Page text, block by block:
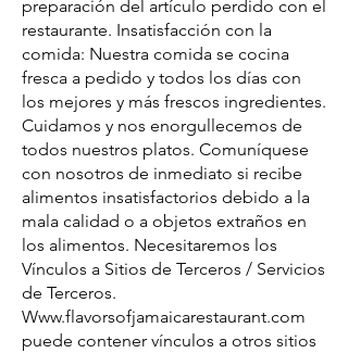
preparación del artículo perdido con el
restaurante. Insatisfacción con la
comida: Nuestra comida se cocina
fresca a pedido y todos los días con
los mejores y más frescos ingredientes.
Cuidamos y nos enorgullecemos de
todos nuestros platos. Comuníquese
con nosotros de inmediato si recibe
alimentos insatisfactorios debido a la
mala calidad o a objetos extraños en
los alimentos. Necesitaremos los
Vínculos a Sitios de Terceros / Servicios
de Terceros.
Www.flavorsofjamaicarestaurant.com
puede contener vínculos a otros sitios